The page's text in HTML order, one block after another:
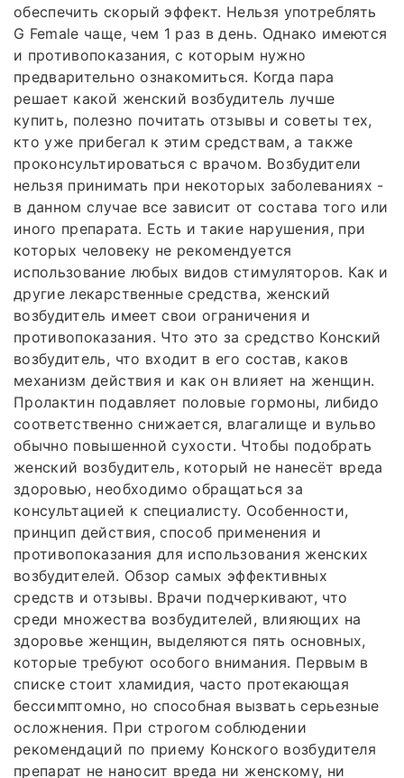
обеспечить скорый эффект. Нельзя употреблять
G Female чаще, чем 1 раз в день. Однако имеются
и противопоказания, с которым нужно
предварительно ознакомиться. Когда пара
решает какой женский возбудитель лучше
купить, полезно почитать отзывы и советы тех,
кто уже прибегал к этим средствам, а также
проконсультироваться с врачом. Возбудители
нельзя принимать при некоторых заболеваниях -
в данном случае все зависит от состава того или
иного препарата. Есть и такие нарушения, при
которых человеку не рекомендуется
использование любых видов стимуляторов. Как и
другие лекарственные средства, женский
возбудитель имеет свои ограничения и
противопоказания. Что это за средство Конский
возбудитель, что входит в его состав, каков
механизм действия и как он влияет на женщин.
Пролактин подавляет половые гормоны, либидо
соответственно снижается, влагалище и вульво
обычно повышенной сухости. Чтобы подобрать
женский возбудитель, который не нанесёт вреда
здоровью, необходимо обращаться за
консультацией к специалисту. Особенности,
принцип действия, способ применения и
противопоказания для использования женских
возбудителей. Обзор самых эффективных
средств и отзывы. Врачи подчеркивают, что
среди множества возбудителей, влияющих на
здоровье женщин, выделяются пять основных,
которые требуют особого внимания. Первым в
списке стоит хламидия, часто протекающая
бессимптомно, но способная вызвать серьезные
осложнения. При строгом соблюдении
рекомендаций по приему Конского возбудителя
препарат не наносит вреда ни женскому, ни